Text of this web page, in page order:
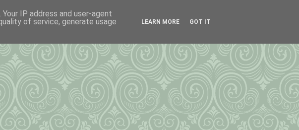
IP address and user-agent
of service, generate usage
LEARN MORE GOT IT